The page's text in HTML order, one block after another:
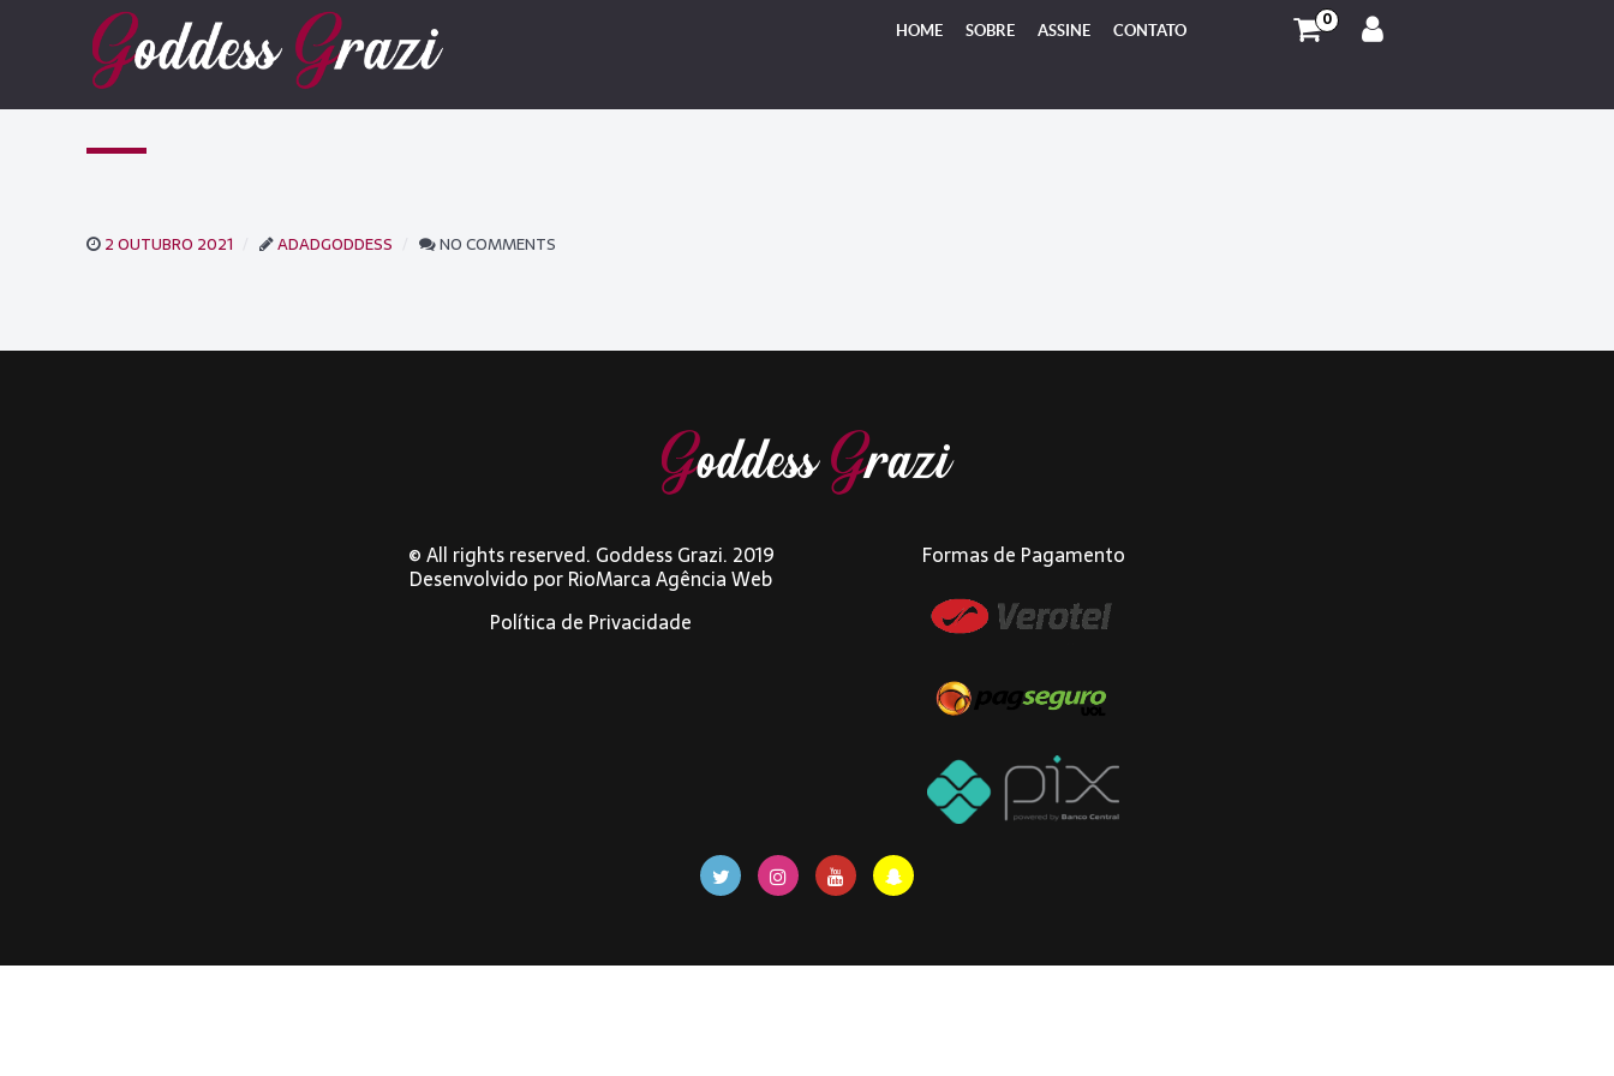
HOME SOBRE ASSINE CONTATO 0
2 OUTUBRO 2021 ADADGODDESS NO COMMENTS
© All rights reserved. Goddess Grazi. 2019
Desenvolvido porRioMarca Agência Web
Política de Privacidade
Formas de Pagamento